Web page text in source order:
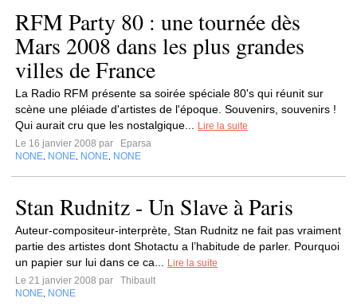
RFM Party 80 : une tournée dès
Mars 2008 dans les plus grandes
villes de France
La Radio RFM présente sa soirée spéciale 80's qui réunit sur
scène une pléiade d'artistes de l'époque. Souvenirs, souvenirs !
Qui aurait cru que les nostalgique...
Lire la suite
Le 16 janvier 2008 par
Eparsa
NONE NONE NONE NONE
Stan Rudnitz - Un Slave à Paris
Auteur-compositeur-interprète, Stan Rudnitz ne fait pas vraiment
partie des artistes dont Shotactu a l’habitude de parler. Pourquoi
un papier sur lui dans ce ca...
Lire la suite
Le 21 janvier 2008 par
Thibault
NONE NONE